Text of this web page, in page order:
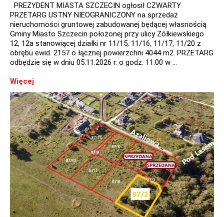
PREZYDENT MIASTA SZCZECIN ogłosił CZWARTY
PRZETARG USTNY NIEOGRANICZONY na sprzedaż
nieruchomości gruntowej zabudowanej będącej własnością
Gminy Miasto Szczecin położonej przy ulicy Żółkiewskiego
12, 12a stanowiącej działki nr 11/15, 11/16, 11/17, 11/20 z
obrębu ewid. 2157 o łącznej powierzchni 4044 m2. PRZETARG
odbędzie się w dniu 05.11.2026 r. o godz. 11.00 w …
Więcej